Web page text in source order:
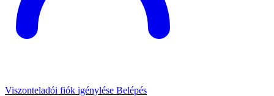
Viszonteladói fiók igénylése Belépés